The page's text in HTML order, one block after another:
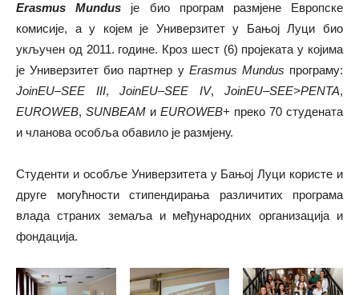
Erasmus Mundus је био програм размјене Европске
комисије, а у којем је Универзитет у Бањој Луци био
укључен од 2011. године. Кроз шест (6) пројеката у којима
је Универзитет био партнер у Erasmus Mundus програму:
JoinEU–SEE III, JoinEU–SEE IV, JoinEU–SEE>PENTA,
EUROWEB, SUNBEAM и EUROWEB+ преко 70 студената
и чланова особља обавило је размјену.
Студенти и особље Универзитета у Бањој Луци користе и
друге могућности стипендирања различитих програма
влада страних земаља и међународних организација и
фондација.